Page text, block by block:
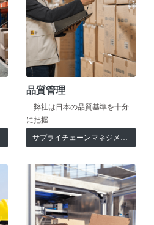
品質管理
弊社は日本の品質基準を十分
に把握…
サプライチェーンマネジメント